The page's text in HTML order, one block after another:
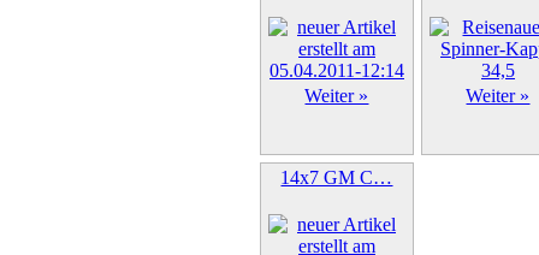
Weiter » Weiter »
14x7 GM C…